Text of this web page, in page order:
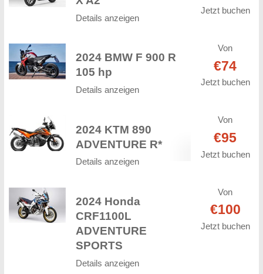
Details anzeigen
Jetzt buchen
2024 BMW F 900 R
105 hp
Details anzeigen
Von
€74
Jetzt buchen
2024 KTM 890
ADVENTURE R*
Details anzeigen
Von
€95
Jetzt buchen
2024 Honda
CRF1100L
ADVENTURE
SPORTS
Details anzeigen
Von
€100
Jetzt buchen